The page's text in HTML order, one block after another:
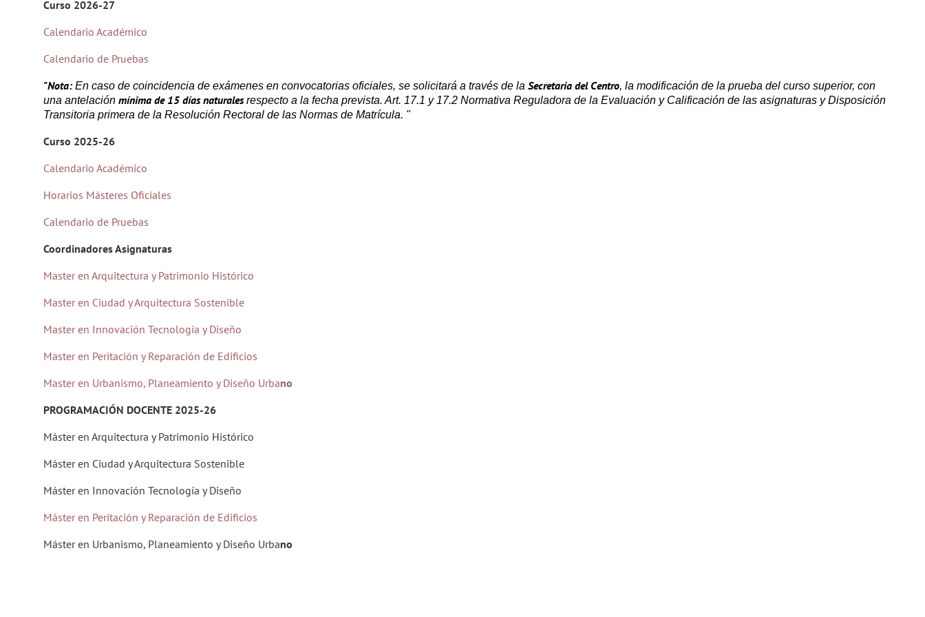
Curso 2026-27
Calendario Académico
Calendario de Pruebas
"Nota: En caso de coincidencia de exámenes en convocatorias oficiales, se solicitará a través de la Secretaria del Centro, la modificación de la prueba del curso superior, con
una antelación mínima de 15 días naturales respecto a la fecha prevista. Art. 17.1 y 17.2 Normativa Reguladora de la Evaluación y Calificación de las asignaturas y Disposición
Transitoria primera de la Resolución Rectoral de las Normas de Matrícula. "
Curso 2025-26
Calendario Académico
Horarios Másteres Oficiales
Calendario de Pruebas
Coordinadores Asignaturas
Master en Arquitectura y Patrimonio Histórico
Master en Ciudad y Arquitectura Sostenible
Master en Innovación Tecnología y Diseño
Master en Peritación y Reparación de Edificios
Master en Urbanismo, Planeamiento y Diseño Urbano
PROGRAMACIÓN DOCENTE 2025-26
Máster en Arquitectura y Patrimonio Histórico
Máster en Ciudad y Arquitectura Sostenible
Máster en Innovación Tecnología y Diseño
Máster en Peritación y Reparación de Edificios
Máster en Urbanismo, Planeamiento y Diseño Urbano